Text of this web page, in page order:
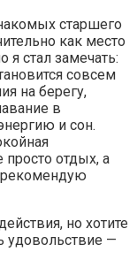
старшего
как место
я стал замечать:
совсем
на берегу,
в
и сон.
просто отдых, а
рекомендую
но хотите
удовольствие —